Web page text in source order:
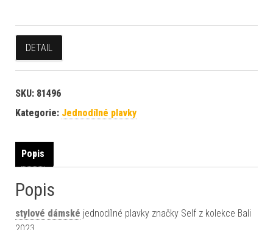
DETAIL
SKU: 81496
Kategorie: Jednodílné plavky
Popis
Popis
stylové dámské jednodílné plavky značky Self z kolekce Bali